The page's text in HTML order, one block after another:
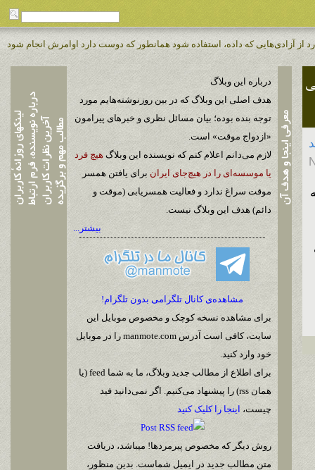
از آزادی‌هایی که داده، استفاده شود همانطور که دوست دارد اوامرش انجام شود
درباره این وبلاگ
هدف اصلی این وبلاگ که در بین روزنوشته‌هایم مورد
توجه بنده بوده؛ بیان مسائل نظری و خبرهای پیرامون
«ازدواج موقت» است.
لازم می‌دانم اعلام کنم که نویسنده این وبلاگ هیچ فرد
یا موسسه‌ای را در هیچ‌جای ایران برای یافتن همسر
موقت سراغ ندارد و فعالیت همسریابی (موقت و
دائم) هدف این وبلاگ نیست.
بیشتر...
مشاهده‌ی کانال تلگرامی بدون تلگرام!
برای مشاهده نسخه کوچک و مخصوص موبایل این
سایت، کافی است آدرس manmote.com را در موبایل
خود وارد کنید.
برای اطلاع از مطالب جدید وبلاگ، ما به شما feed (یا
همان rss) را پیشنهاد می‌کنیم. اگر نمی‌دانید فید
چیست، اینجا را کلیک کنید
روش دیگر که مخصوص پیرمردها! میباشد، دریافت
متن مطالب جدید در ایمیل شماست. بدین منظور،